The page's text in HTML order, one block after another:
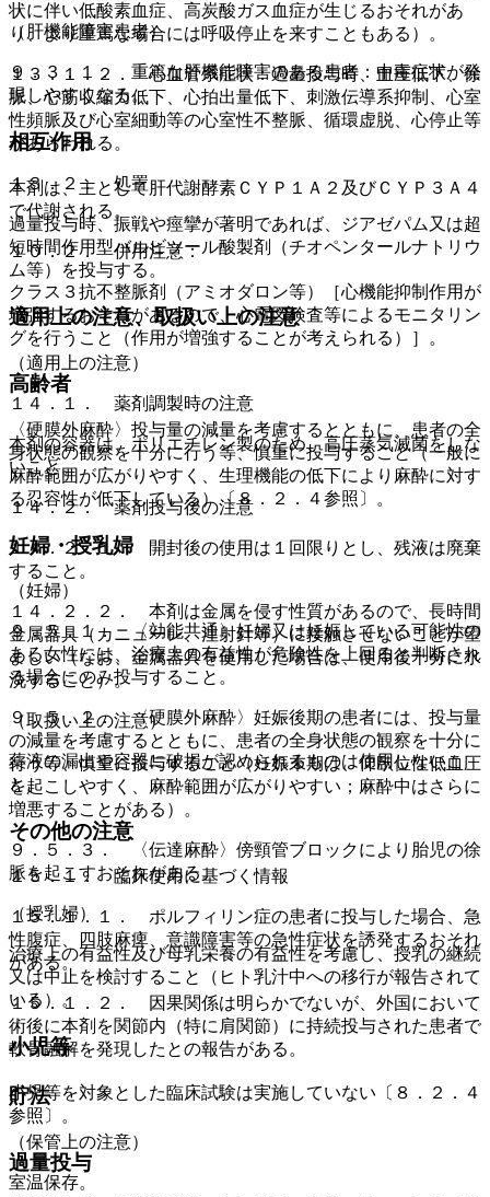
状に伴い低酸素血症、高炭酸ガス血症が生じるおそれがあ
り、より重篤な場合には呼吸停止を来すこともある）。
１３．１．２． 心血管系症状：過量投与時、血圧低下、徐
脈、心筋収縮力低下、心拍出量低下、刺激伝導系抑制、心室
性頻脈及び心室細動等の心室性不整脈、循環虚脱、心停止等
があらわれる。
１３．２． 処置
過量投与時、振戦や痙攣が著明であれば、ジアゼパム又は超
短時間作用型バルビツール酸製剤（チオペンタールナトリウ
ム等）を投与する。
適用上の注意、取扱い上の注意
（適用上の注意）
１４．１． 薬剤調製時の注意
本剤の容器は、ポリエチレン製のため、高圧蒸気滅菌をしな
いこと。
１４．２． 薬剤投与後の注意
１４．２．１． 開封後の使用は１回限りとし、残液は廃棄
すること。
１４．２．２． 本剤は金属を侵す性質があるので、長時間
金属器具（カニューレ、注射針等）に接触させないことが望
ましい（なお、金属器具を使用した場合は、使用後十分に水
洗すること）。
（取扱い上の注意）
薬液の漏出や容器に破損が認められるものは使用しないこ
と。
その他の注意
１５．１． 臨床使用に基づく情報
１５．１．１． ポルフィリン症の患者に投与した場合、急
性腹症、四肢麻痺、意識障害等の急性症状を誘発するおそれ
がある。
１５．１．２． 因果関係は明らかでないが、外国において
術後に本剤を関節内（特に肩関節）に持続投与された患者で
軟骨融解を発現したとの報告がある。
貯法
（保管上の注意）
室温保存。
（肝機能障害患者）
９．３．１． 重篤な肝機能障害のある患者：中毒症状が発
現しやすくなる。
相互作用
本剤は、主として肝代謝酵素ＣＹＰ１Ａ２及びＣＹＰ３Ａ４
で代謝される。
１０．２． 併用注意：
クラス３抗不整脈剤（アミオダロン等）［心機能抑制作用が
増強するおそれがあるので、心電図検査等によるモニタリン
グを行うこと（作用が増強することが考えられる）］。
高齢者
〈硬膜外麻酔〉投与量の減量を考慮するとともに、患者の全
身状態の観察を十分に行う等、慎重に投与すること（一般に
麻酔範囲が広がりやすく、生理機能の低下により麻酔に対す
る忍容性が低下している）〔８．２．４参照〕。
妊婦・授乳婦
（妊婦）
９．５．１． 〈効能共通〉妊婦又は妊娠している可能性の
ある女性には、治療上の有益性が危険性を上回ると判断され
る場合にのみ投与すること。
９．５．２． 〈硬膜外麻酔〉妊娠後期の患者には、投与量
の減量を考慮するとともに、患者の全身状態の観察を十分に
行う等、慎重に投与すること（妊娠末期は、仰臥位性低血圧
を起こしやすく、麻酔範囲が広がりやすい；麻酔中はさらに
増悪することがある）。
９．５．３． 〈伝達麻酔〉傍頸管ブロックにより胎児の徐
脈を起こすおそれがある。
（授乳婦）
治療上の有益性及び母乳栄養の有益性を考慮し、授乳の継続
又は中止を検討すること（ヒト乳汁中への移行が報告されて
いる）。
小児等
小児等を対象とした臨床試験は実施していない〔８．２．４
参照〕。
過量投与